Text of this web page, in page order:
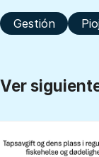
Ver
Gestión